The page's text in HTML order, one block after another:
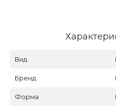
Вид
Бренд
Форма